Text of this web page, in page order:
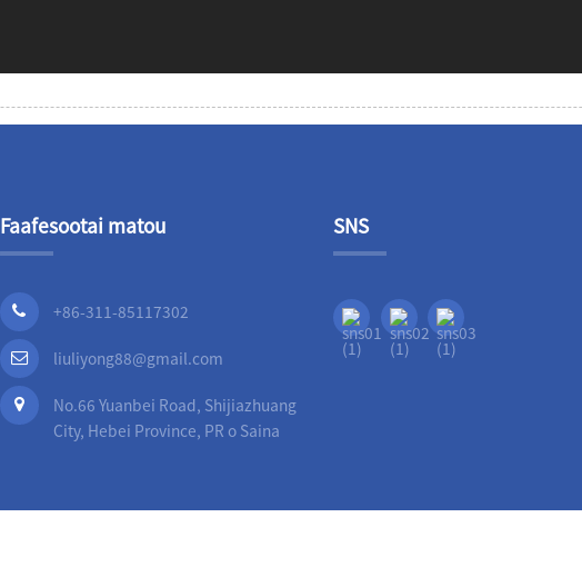
Faafesootai matou
+86-311-85117302
liuliyong88@gmail.com
No.66 Yuanbei Road, Shijiazhuang
City, Hebei Province, PR o Saina
SNS